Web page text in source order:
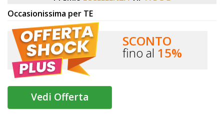
A
DOG
CHIEDI
CODICE
SCONTO
Occasionissima per TE
SCONTO
fino al 15%
Vedi Offerta